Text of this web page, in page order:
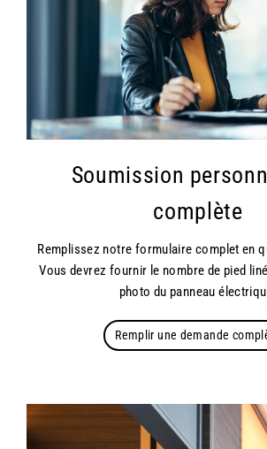
Soumission
complète
Remplissez notre formulaire complet en
Vous devrez fournir le nombre de pied
photo du panneau
Remplir une demande